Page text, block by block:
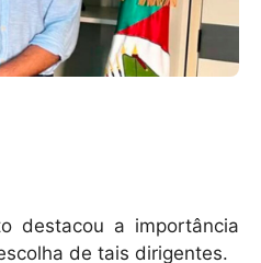
destacou a importância
de tais dirigentes.